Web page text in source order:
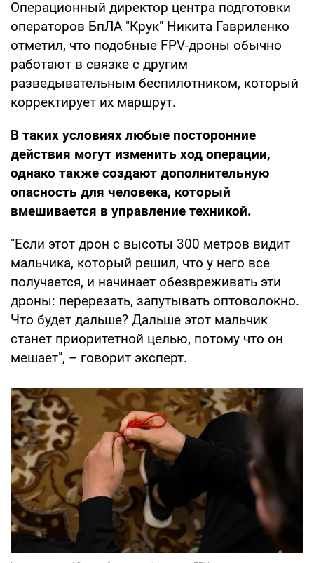
Операционный директор центра подготовки
операторов БпЛА "Крук" Никита Гавриленко
отметил, что подобные FPV-дроны обычно
работают в связке с другим
разведывательным беспилотником, который
корректирует их маршрут.
В таких условиях любые посторонние
действия могут изменить ход операции,
однако также создают дополнительную
опасность для человека, который
вмешивается в управление техникой.
"Если этот дрон с высоты 300 метров видит
мальчика, который решил, что у него все
получается, и начинает обезвреживать эти
дроны: перерезать, запутывать оптоволокно.
Что будет дальше? Дальше этот мальчик
станет приоритетной целью, потому что он
мешает", – говорит эксперт.